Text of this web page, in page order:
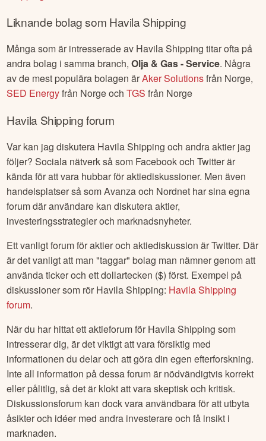
Liknande bolag som Havila Shipping
Många som är intresserade av Havila Shipping titar ofta på
andra bolag i samma branch,Olja & Gas - Service. Några
av de mest populära bolagen ärAker Solutionsfrån Norge,
SED Energyfrån NorgeochTGS från Norge
Havila Shippingforum
Var kan jag diskutera Havila Shipping och andra aktier jag
följer? Sociala nätverk så som Facebook och Twitter är
kända för att vara hubbar för aktiediskussioner. Men även
handelsplatser så som Avanza och Nordnet har sina egna
forum där användare kan diskutera aktier,
investeringsstrategier och marknadsnyheter.
Ett vanligt forum för aktier och aktiediskussion är Twitter. Där
är det vanligt att man "taggar" bolag man nämner genom att
använda ticker och ett dollartecken ($) först. Exempel på
diskussioner som rör Havila Shipping: Havila Shipping
forum.
När du har hittat ett aktieforum för Havila Shipping som
intresserar dig, är det viktigt att vara försiktig med
informationen du delar och att göra din egen efterforskning.
Inte all information på dessa forum är nödvändigtvis korrekt
eller pålitlig, så det är klokt att vara skeptisk och kritisk.
Diskussionsforum kan dock vara användbara för att utbyta
åsikter och idéer med andra investerare och få insikt i
marknaden.